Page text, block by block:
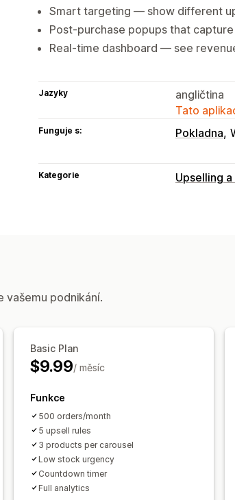
Smart targeting — show different
Post-purchase popups that
Real-time dashboard — see
Jazyky
angličtina
Tato
Funguje s: Pokladna
Kategorie Upselling
A/​B
podnikání.
Basic Plan
$9.99/ měsíc
Funkce
500 orders/month
5 upsell rules
3 products per carousel
Low stock urgency
Countdown timer
Full analytics